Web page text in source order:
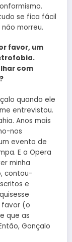
se fica fácil
morreu.
favor, um
com
quando ele
entrevistou.
Anos mais
nos
evento de
E a Opera
minha
contou-
e
favor (o
que as
Gonçalo